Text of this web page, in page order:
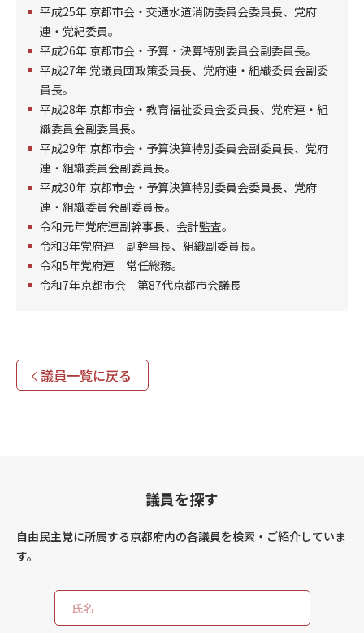
平成25年 京都市会・交通水道消防委員会委員長、党府
連・党紀委員。
平成26年 京都市会・予算・決算特別委員会副委員長。
平成27年 党議員団政策委員長、党府連・組織委員会副委
員長。
平成28年 京都市会・教育福祉委員会委員長、党府連・組
織委員会副委員長。
平成29年 京都市会・予算決算特別委員会副委員長、党府
連・組織委員会副委員長。
平成30年 京都市会・予算決算特別委員会委員長、党府
連・組織委員会副委員長。
令和元年党府連副幹事長、会計監査。
令和3年党府連 副幹事長、組織副委員長。
令和5年党府連 常任総務。
令和7年京都市会 第87代京都市会議長
議員一覧に戻る
議員を探す
自由民主党に所属する京都府内の各議員を検索・ご紹介していま
す。